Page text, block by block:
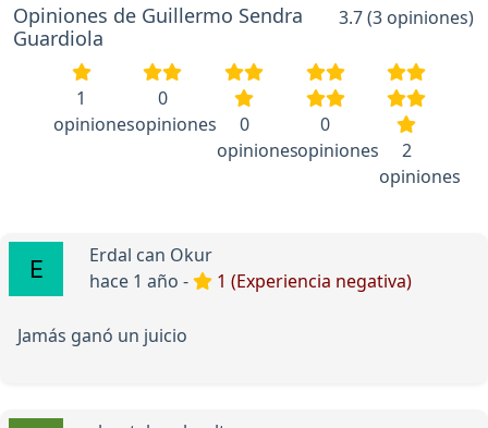
Opiniones de Guillermo Sendra
Guardiola
3.7 (3 opiniones)
1
opiniones
0
opiniones
0
opiniones
0
opiniones
2
opiniones
Erdal can Okur
hace 1 año -
1 (Experiencia negativa)
Jamás ganó un juicio